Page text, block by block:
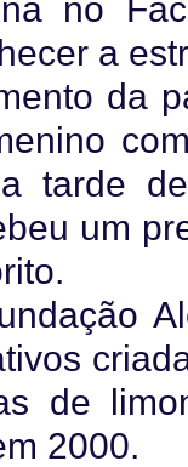
no
a
da
tarde
um
de
2000.